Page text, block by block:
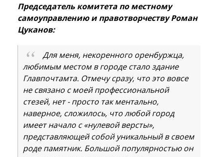
Председатель комитета по местному
самоуправлению и правотворчеству Роман
Цуканов:
Для меня, некоренного оренбуржца,
любимым местом в городе стало здание
Главпочтамта. Отмечу сразу, что это вовсе
не связано с моей профессиональной
стезей, нет - просто так ментально,
наверное, сложилось, что любой город
имеет начало с «нулевой версты»,
представляющей собой уникальный в своем
роде памятник. Большой популярностью он